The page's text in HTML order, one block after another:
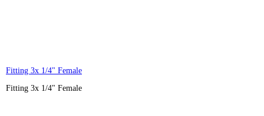
Fitting 3x 1/4" Female
Fitting 3x 1/4" Female